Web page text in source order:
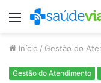
Menu
Início / Gestão do
Gestão do Atendimento